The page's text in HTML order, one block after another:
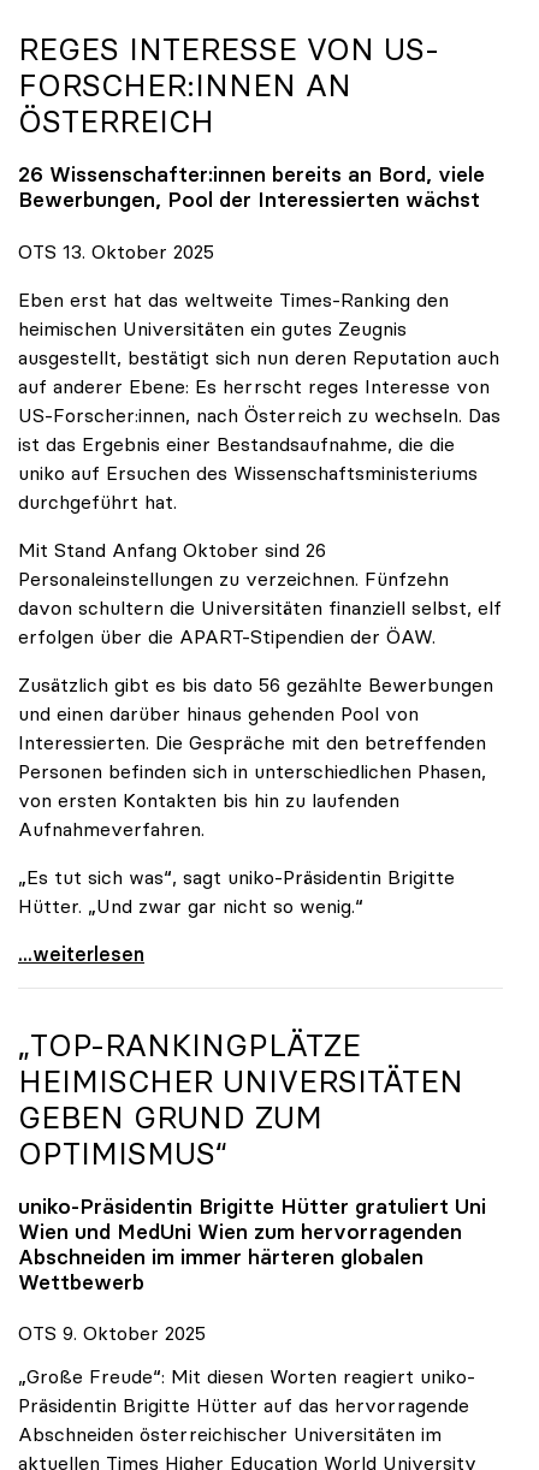
REGES INTERESSE VON US-
FORSCHER:INNEN AN
ÖSTERREICH
26 Wissenschafter:innen bereits an Bord, viele
Bewerbungen, Pool der Interessierten wächst
OTS 13. Oktober 2025
Eben erst hat das weltweite Times-Ranking den
heimischen Universitäten ein gutes Zeugnis
ausgestellt, bestätigt sich nun deren Reputation auch
auf anderer Ebene: Es herrscht reges Interesse von
US-Forscher:innen, nach Österreich zu wechseln. Das
ist das Ergebnis einer Bestandsaufnahme, die die
uniko auf Ersuchen des Wissenschaftsministeriums
durchgeführt hat.
Mit Stand Anfang Oktober sind 26
Personaleinstellungen zu verzeichnen. Fünfzehn
davon schultern die Universitäten finanziell selbst, elf
erfolgen über die APART-Stipendien der ÖAW.
Zusätzlich gibt es bis dato 56 gezählte Bewerbungen
und einen darüber hinaus gehenden Pool von
Interessierten. Die Gespräche mit den betreffenden
Personen befinden sich in unterschiedlichen Phasen,
von ersten Kontakten bis hin zu laufenden
Aufnahmeverfahren.
„Es tut sich was“, sagt uniko-Präsidentin Brigitte
Hütter. „Und zwar gar nicht so wenig.“
Reges Interesse von US-Forscher:innen an
...weiterlesen
„TOP-RANKINGPLÄTZE
HEIMISCHER UNIVERSITÄTEN
GEBEN GRUND ZUM
OPTIMISMUS“
uniko-Präsidentin Brigitte Hütter gratuliert Uni
Wien und MedUni Wien zum hervorragenden
Abschneiden im immer härteren globalen
Wettbewerb
OTS 9. Oktober 2025
„Große Freude“: Mit diesen Worten reagiert uniko-
Präsidentin Brigitte Hütter auf das hervorragende
Abschneiden österreichischer Universitäten im
aktuellen Times Higher Education World University